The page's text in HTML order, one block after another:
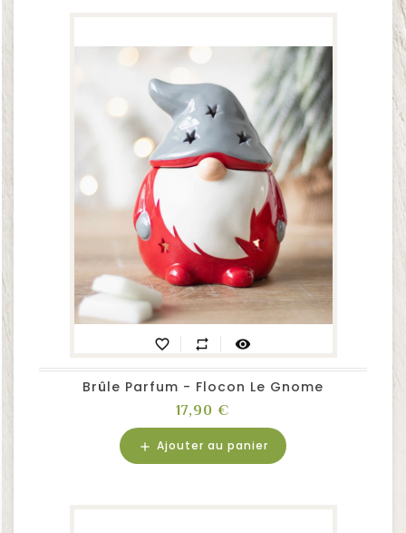
favorite_border repeat visibility
Brûle Parfum - Flocon Le Gnome
Prix
17,90 €
add Ajouter au panier